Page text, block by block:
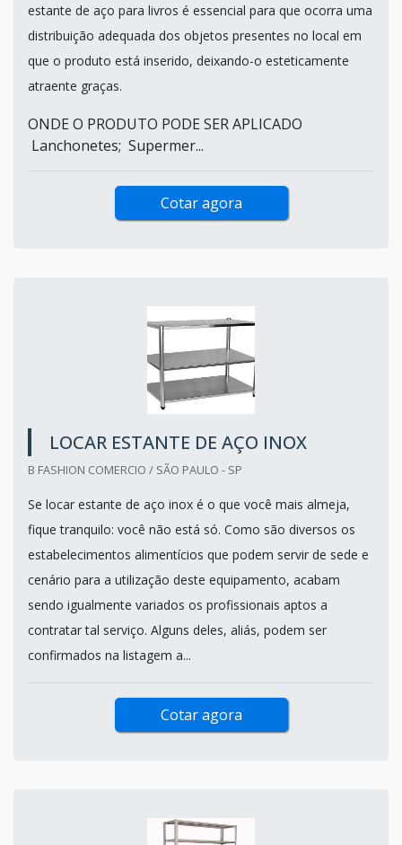
estante de aço para livros é essencial para que ocorra uma
distribuição adequada dos objetos presentes no local em
que o produto está inserido, deixando-o esteticamente
atraente graças.
ONDE O PRODUTO PODE SER APLICADO
Lanchonetes; Supermer...
Cotar agora
LOCAR ESTANTE DE AÇO INOX
B FASHION COMERCIO / SÃO PAULO - SP
Se locar estante de aço inox é o que você mais almeja,
fique tranquilo: você não está só. Como são diversos os
estabelecimentos alimentícios que podem servir de sede e
cenário para a utilização deste equipamento, acabam
sendo igualmente variados os profissionais aptos a
contratar tal serviço. Alguns deles, aliás, podem ser
confirmados na listagem a...
Cotar agora